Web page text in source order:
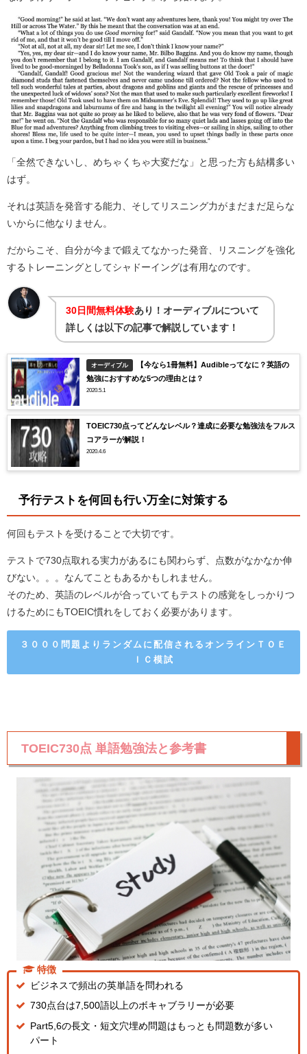
「全然できないし、めちゃくちゃ大変だな」と思った方も結構多い
はず。
それは英語を発音する能力、そしてリスニング力がまだまだ足らな
いからに他なりません。
だからこそ、自分が今まで鍛えてなかった発音、リスニングを強化
するトレーニングとしてシャドーイングは有用なのです。
30日間無料体験あり！オーディブルについて
詳しくは以下の記事で解説しています！
オーディブル
【今なら1冊無料】Audibleってなに？英語の
勉強におすすめな5つの理由とは？
2020.5.1
TOEIC730点ってどんなレベル？達成に必要な勉強法をフルス
コアラーが解説！
2020.4.6
予行テストを何回も行い万全に対策する
何回もテストを受けることで大切です。
テストで730点取れる実力があるにも関わらず、点数がなかなか伸
びない。。。なんてこともあるかもしれません。
そのため、英語のレベルが合っていてもテストの感覚をしっかりつ
けるためにもTOEIC慣れをしておく必要があります。
３０００問題よりランダムに配信されるオンラインＴＯＥ
ＩＣ模試
TOEIC730点 単語勉強法と参考書
特徴
ビジネスで頻出の英単語を問われる
730点台は7,500語以上のボキャブラリーが必要
Part5,6の長文・短文穴埋め問題はもっとも問題数が多い
パート